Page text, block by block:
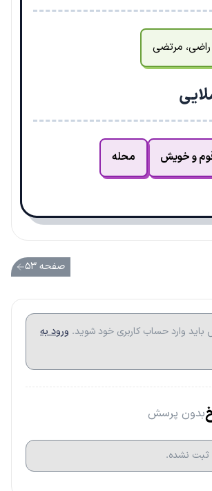
راضی، مرتضی
و خویش محله
صفحه ۵۳
وارد حساب کاربری خود شوید. ورود به
بدون پرسش
ثبت نشده.